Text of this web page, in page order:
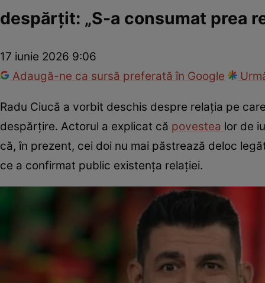
despărțit: „S-a consumat prea
17 iunie 2026 9:06
Adaugă-ne ca sursă preferată în Google
Radu Ciucă a vorbit deschis despre relația pe
despărțire. Actorul a explicat că povestea lor de
că, în prezent, cei doi nu mai păstrează deloc
ce a confirmat public existența relației.